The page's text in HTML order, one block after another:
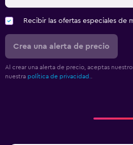
Recibir las ofertas especiales de
Crea una alerta de precio
Al crear una alerta de precio, aceptas
nuestra política de privacidad.